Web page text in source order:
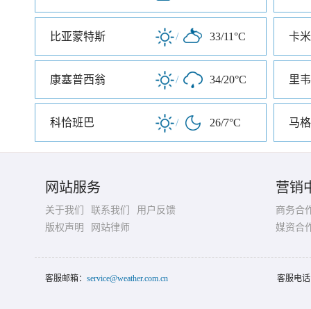
比亚蒙特斯 / 33/11°C 卡
康塞普西翁 / 34/20°C 里
科恰班巴 / 26/7°C 马
网站服务
关于我们 联系我们
用户反馈
版权声明
网站律师
营销
商务合
媒资合
客服邮箱： service@weather.com.cn 客服电